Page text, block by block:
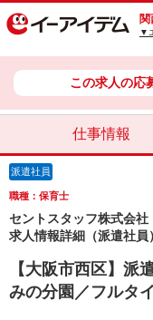
関
▼
この求人の応
仕事情報
派遣社員
職種：保育士
セントスタッフ株式会
求人情報詳細（派遣社員
【大阪市西区】派
みの分園／フルタ